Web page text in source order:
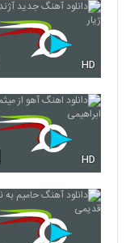
5834
5835
HD
HD